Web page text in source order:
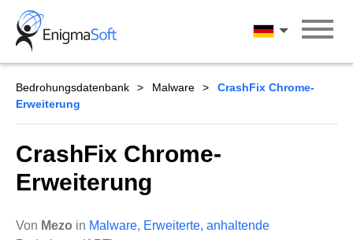
Skip
content
Deutsch
Bedrohungsdatenbank Malware
CrashFix Chrome-
Erweiterung
CrashFix Chrome-
Erweiterung
Von Mezo in Malware, Erweiterte, anhaltende